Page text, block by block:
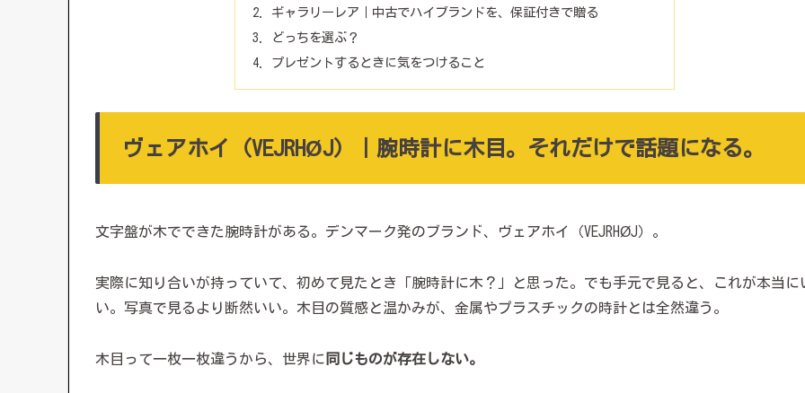
ギャラリーレア｜中古でハイブランドを、保証付きで贈る
どっちを選ぶ？
プレゼントするときに気をつけること
ヴェアホイ（VEJRHØJ）｜腕時計に木目。それだけで話題になる。
文字盤が木でできた腕時計がある。デンマーク発のブランド、ヴェアホイ（VEJRHØJ）。
実際に知り合いが持っていて、初めて見たとき「腕時計に木？」と思った。でも手元で見ると、これが本当に
い。写真で見るより断然いい。木目の質感と温かみが、金属やプラスチックの時計とは全然違う。
木目って一枚一枚違うから、世界に 同じものが存在しない。